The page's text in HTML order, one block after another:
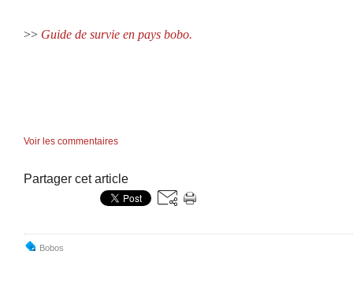
>> Guide de survie en pays bobo.
Voir les commentaires
Partager cet article
Bobos